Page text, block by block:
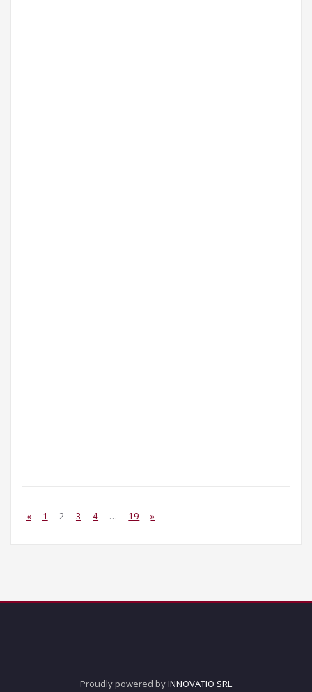
« 1 2 3 4 … 19 »
Proudly powered byINNOVATIO SRL